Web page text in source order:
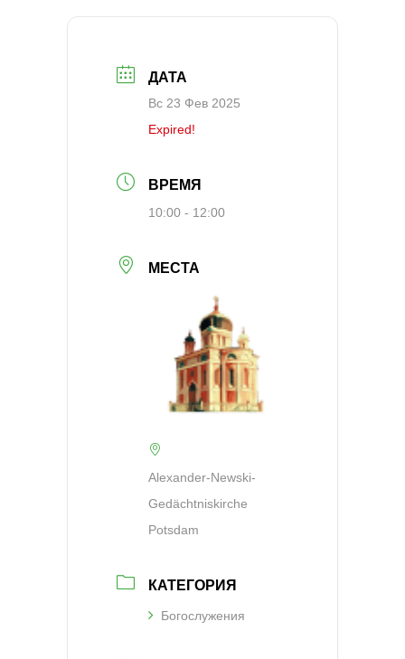
ДАТА
Вс 23 Фев 2025
Expired!
ВРЕМЯ
10:00 - 12:00
МЕСТА
Alexander-Newski-
Gedächtniskirche
Potsdam
КАТЕГОРИЯ
Богослужения